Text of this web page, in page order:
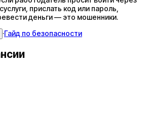
прислать код или пароль,
деньги — это мошенники.
·Гайд по безопасности